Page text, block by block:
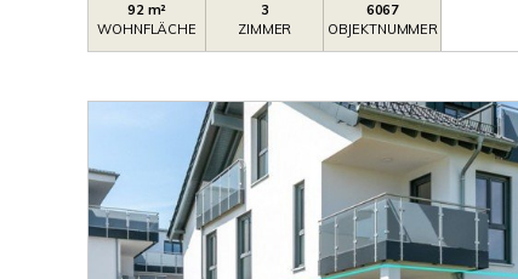
92 m²
WOHNFLÄCHE
3
ZIMMER
6067
OBJEKTNUMMER